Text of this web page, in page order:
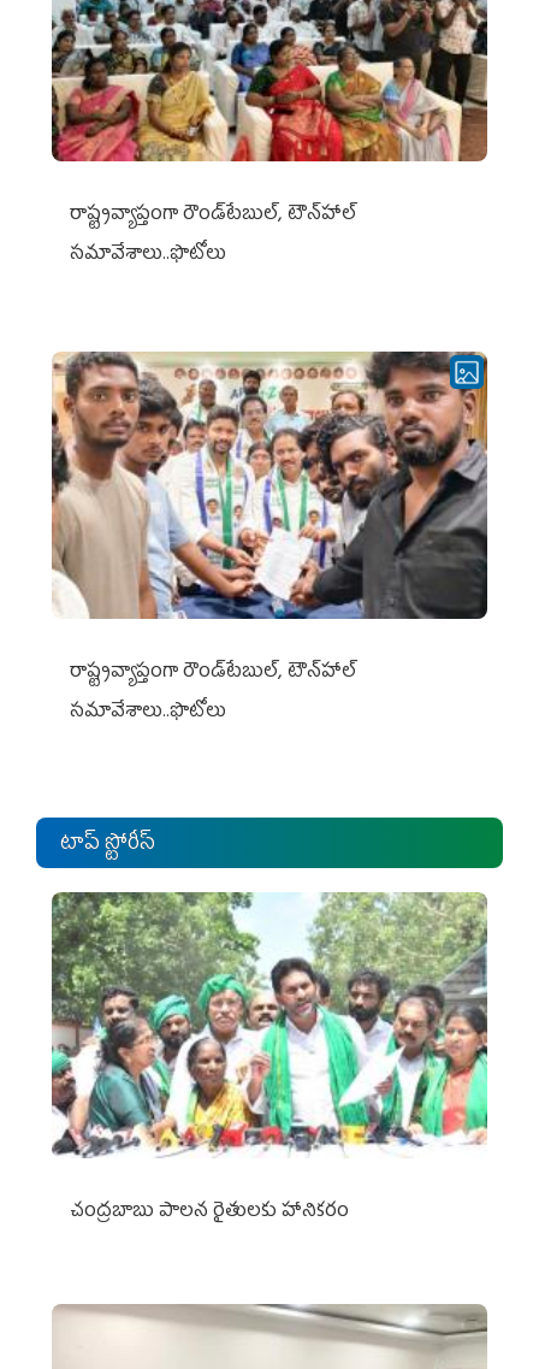
రాష్ట్రవ్యాప్తంగా రౌండ్‌టేబుల్‌, టౌన్‌హాల్‌
సమావేశాలు..ఫొటోలు
రాష్ట్రవ్యాప్తంగా రౌండ్‌టేబుల్‌, టౌన్‌హాల్‌
సమావేశాలు..ఫొటోలు
టాప్ స్టోరీస్
చంద్రబాబు పాలన రైతులకు హానికరం